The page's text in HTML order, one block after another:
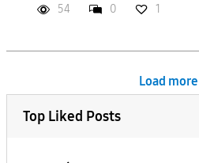
54 0 1
Load more
Top Liked Posts